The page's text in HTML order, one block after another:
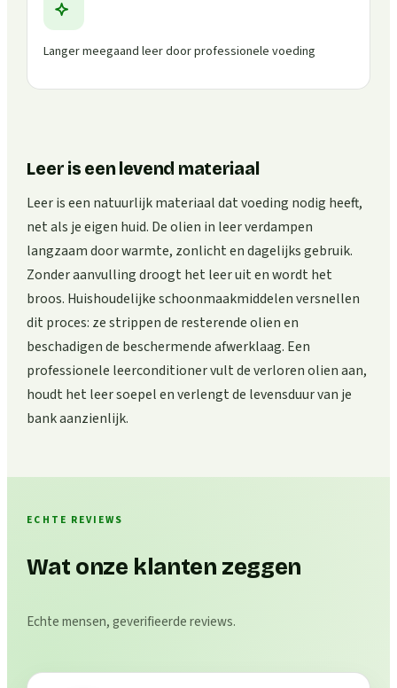
Langer meegaand leer door professionele voeding
Leer is een levend materiaal
Leer is een natuurlijk materiaal dat voeding nodig heeft,
net als je eigen huid. De olien in leer verdampen
langzaam door warmte, zonlicht en dagelijks gebruik.
Zonder aanvulling droogt het leer uit en wordt het
broos. Huishoudelijke schoonmaakmiddelen versnellen
dit proces: ze strippen de resterende olien en
beschadigen de beschermende afwerklaag. Een
professionele leerconditioner vult de verloren olien aan,
houdt het leer soepel en verlengt de levensduur van je
bank aanzienlijk.
ECHTE REVIEWS
Wat onze klanten zeggen
Echte mensen, geverifieerde reviews.